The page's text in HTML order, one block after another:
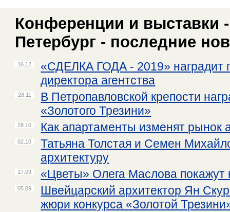
Конференции и выставки
Петербург - последние
16.12
«СДЕЛКА ГОДА - 2019» наградит
директора агентства
28.11
В Петропавловской крепости
«Золотого Трезини»
28.10 Как апартаменты изменят рынок
02.10
Татьяна Толстая и Семен
архитектуру
17.09 «Цветы» Олега Маслова покажут
05.09
Швейцарский архитектор Ян
жюри конкурса «Золотой